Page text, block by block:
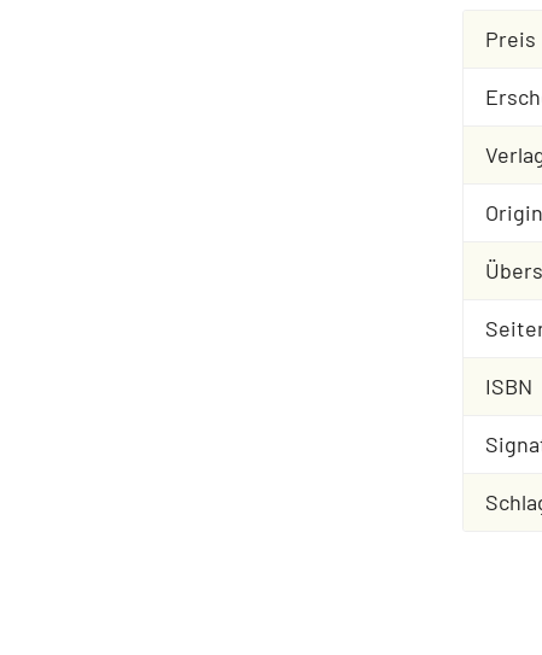
Preis
ISBN